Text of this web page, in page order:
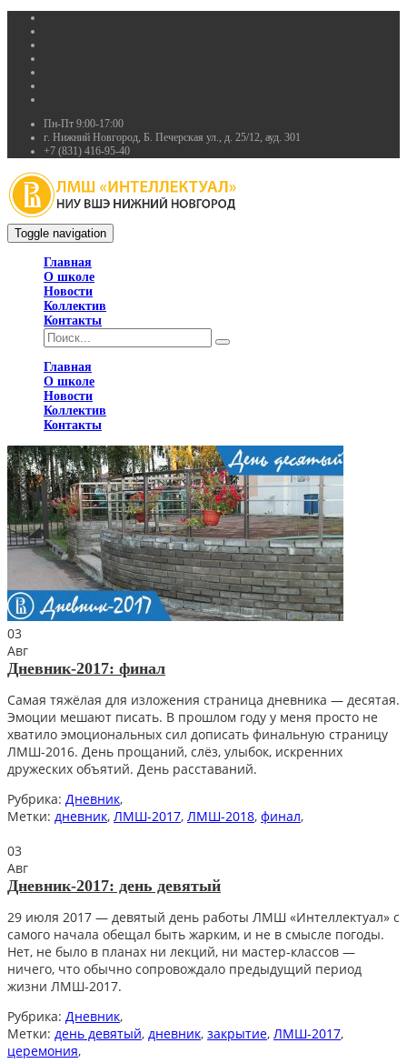
Пн-Пт 9:00-17:00
г. Нижний Новгород, Б. Печерская ул., д. 25/12, ауд. 301
+7 (831) 416-95-40
Toggle navigation
Главная
О школе
Новости
Коллектив
Контакты
Главная
О школе
Новости
Коллектив
Контакты
03
Авг
Дневник-2017: финал
Самая тяжёлая для изложения страница дневника — десятая.
Эмоции мешают писать. В прошлом году у меня просто не
хватило эмоциональных сил дописать финальную страницу
ЛМШ-2016. День прощаний, слёз, улыбок, искренних
дружеских объятий. День расставаний.
Рубрика: Дневник,
Метки: дневник, ЛМШ-2017, ЛМШ-2018, финал,
03
Авг
Дневник-2017: день девятый
29 июля 2017 — девятый день работы ЛМШ «Интеллектуал» с
самого начала обещал быть жарким, и не в смысле погоды.
Нет, не было в планах ни лекций, ни мастер-классов —
ничего, что обычно сопровождало предыдущий период
жизни ЛМШ-2017.
Рубрика: Дневник,
Метки: день девятый, дневник, закрытие, ЛМШ-2017,
церемония,